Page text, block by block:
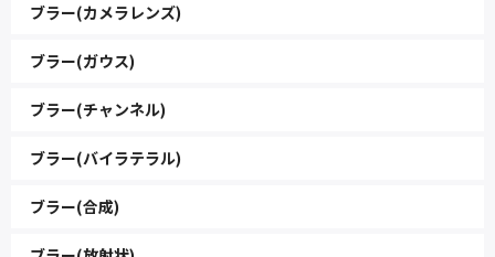
ブラー(カメラレンズ)
ブラー(ガウス)
ブラー(チャンネル)
ブラー(バイラテラル)
ブラー(合成)